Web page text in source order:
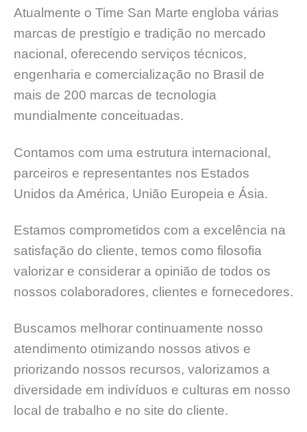
Atualmente o Time San Marte engloba várias
marcas de prestígio e tradição no mercado
nacional, oferecendo serviços técnicos,
engenharia e comercialização no Brasil de
mais de 200 marcas de tecnologia
mundialmente conceituadas.
Contamos com uma estrutura internacional,
parceiros e representantes nos Estados
Unidos da América, União Europeia e Ásia.
Estamos comprometidos com a excelência na
satisfação do cliente, temos como filosofia
valorizar e considerar a opinião de todos os
nossos colaboradores, clientes e fornecedores.
Buscamos melhorar continuamente nosso
atendimento otimizando nossos ativos e
priorizando nossos recursos, valorizamos a
diversidade em indivíduos e culturas em nosso
local de trabalho e no site do cliente.